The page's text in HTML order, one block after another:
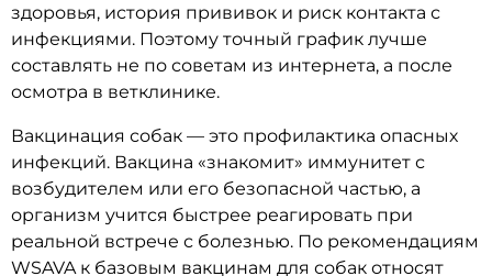
здоровья, история прививок и риск контакта с
инфекциями. Поэтому точный график лучше
составлять не по советам из интернета, а после
осмотра в ветклинике.
Вакцинация собак — это профилактика опасных
инфекций. Вакцина «знакомит» иммунитет с
возбудителем или его безопасной частью, а
организм учится быстрее реагировать при
реальной встрече с болезнью. По рекомендациям
WSAVA к базовым вакцинам для собак относят